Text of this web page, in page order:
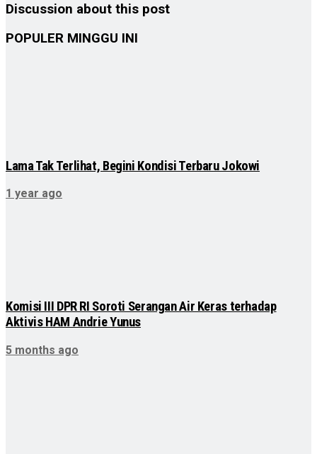
Discussion about this post
POPULER MINGGU INI
Lama Tak Terlihat, Begini Kondisi Terbaru Jokowi
1 year ago
Komisi III DPR RI Soroti Serangan Air Keras terhadap
Aktivis HAM Andrie Yunus
5 months ago